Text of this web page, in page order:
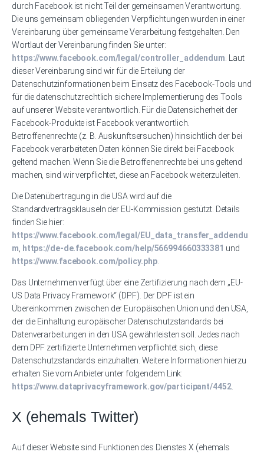
durch Facebook ist nicht Teil der gemeinsamen Verantwortung.
Die uns gemeinsam obliegenden Verpflichtungen wurden in einer
Vereinbarung über gemeinsame Verarbeitung festgehalten. Den
Wortlaut der Vereinbarung finden Sie unter:
https://www.facebook.com/legal/controller_addendum . Laut
dieser Vereinbarung sind wir für die Erteilung der
Datenschutzinformationen beim Einsatz des Facebook-Tools und
für die datenschutzrechtlich sichere Implementierung des Tools
auf unserer Website verantwortlich. Für die Datensicherheit der
Facebook-Produkte ist Facebook verantwortlich.
Betroffenenrechte (z. B. Auskunftsersuchen) hinsichtlich der bei
Facebook verarbeiteten Daten können Sie direkt bei Facebook
geltend machen. Wenn Sie die Betroffenenrechte bei uns geltend
machen, sind wir verpflichtet, diese an Facebook weiterzuleiten.
Die Datenübertragung in die USA wird auf die
Standardvertragsklauseln der EU-Kommission gestützt. Details
finden Sie hier:
https://www.facebook.com/legal/EU_data_transfer_addendu
m
https://de-de.facebook.com/help/566994660333381 und
https://www.facebook.com/policy.php.
Das Unternehmen verfügt über eine Zertifizierung nach dem „EU-
US Data Privacy Framework“ (DPF). Der DPF ist ein
Übereinkommen zwischen der Europäischen Union und den USA,
der die Einhaltung europäischer Datenschutzstandards bei
Datenverarbeitungen in den USA gewährleisten soll. Jedes nach
dem DPF zertifizierte Unternehmen verpflichtet sich, diese
Datenschutzstandards einzuhalten. Weitere Informationen hierzu
erhalten Sie vom Anbieter unter folgendem Link:
https://www.dataprivacyframework.gov/participant/4452.
X (ehemals Twitter)
Auf dieser Website sind Funktionen des Dienstes X (ehemals